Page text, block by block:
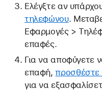
Ελέγξτε αν
τηλεφώνου.
Εφαρμογές >
επαφές.
Για να αποφύγετε
επαφή,προσθέστε
για να